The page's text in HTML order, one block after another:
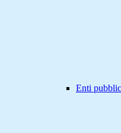
Enti